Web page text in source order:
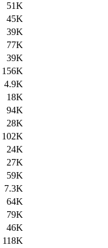
51K
45K
39K
77K
39K
156K
4.9K
18K
94K
28K
102K
24K
27K
59K
7.3K
64K
79K
46K
118K